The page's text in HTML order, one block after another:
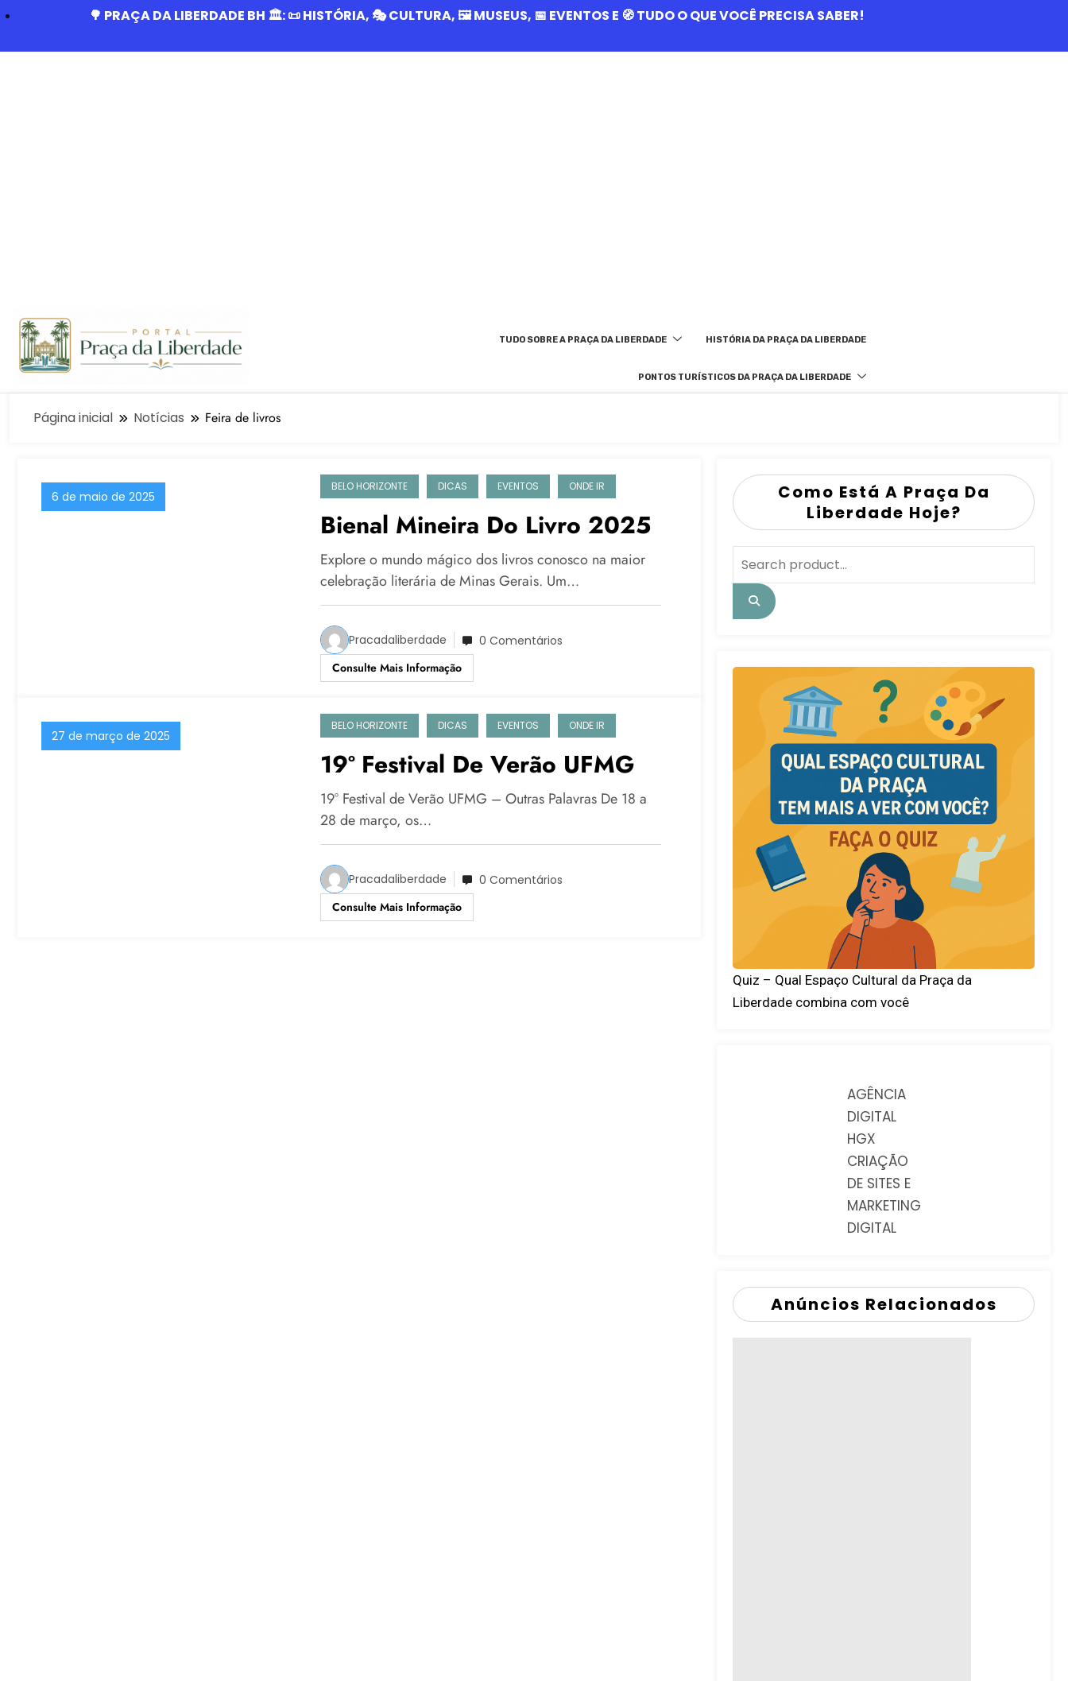
🌳 PRAÇA DA LIBERDADE BH 🏛️: 📜 HISTÓRIA, 🎭 CULTURA, 🖼️ MUSEUS, 📅 EVENTOS E 🧭 TUDO O QUE VOCÊ PRECISA SABER!
TUDO SOBRE A PRAÇA DA LIBERDADE HISTÓRIA DA PRAÇA DA LIBERDADE
PONTOS TURÍSTICOS DA PRAÇA DA LIBERDADE
Página inicial Notícias Feira de livros
6 de maio de 2025
BELO HORIZONTE DICAS EVENTOS ONDE IR
Bienal Mineira Do Livro 2025
Explore o mundo mágico dos livros conosco na maior
celebração literária de Minas Gerais. Um…
Pracadaliberdade
0 Comentários
Consulte Mais Informação
27 de março de 2025
BELO HORIZONTE DICAS EVENTOS ONDE IR
19º Festival De Verão UFMG
19° Festival de Verão UFMG – Outras Palavras De 18 a
28 de março, os…
Pracadaliberdade
0 Comentários
Consulte Mais Informação
Como Está A Praça Da
Liberdade Hoje?
Quiz – Qual Espaço Cultural da Praça da
Liberdade combina com você
AGÊNCIA
DIGITAL
HGX
CRIAÇÃO
DE SITES E
MARKETING
DIGITAL
Anúncios Relacionados